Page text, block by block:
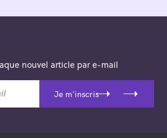
nouvel article par e-mail
Je m'inscris